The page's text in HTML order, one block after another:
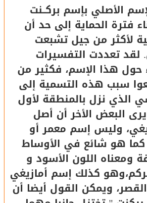
الأصلي بإسم بركــنت
فترة الحماية إلى حد أن
لأكثر من جيل تشبعت
لقد تعددت التفسيرات
حول هذا الإسم، فكثير من
سبب هذه التسمية إلى
الذي نزل بالمنطقة لأول
البعض الأخر أن أصل
وليس إسم معمر أو
هو شائع في الأوساط
ومعناه اللون الأسود و
كذلك إسم أمازيغي
القصر، ويمكن القول أيضا أن